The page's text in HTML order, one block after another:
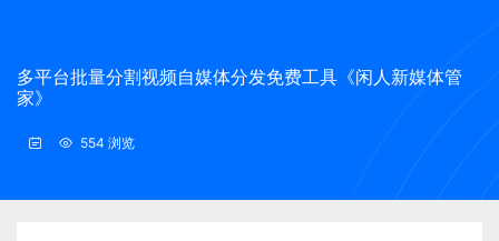
多平台批量分割视频自媒体分发免费工具《闲人新媒体管
家》
554 浏览